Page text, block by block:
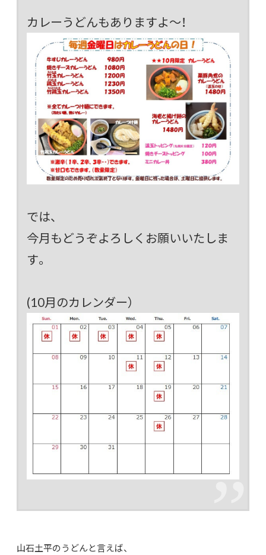
カレーうどんもありますよ～！
では、
今月もどうぞよろしくお願いいたしま
す。
(10月のカレンダー）
山石土平のうどんと言えば、